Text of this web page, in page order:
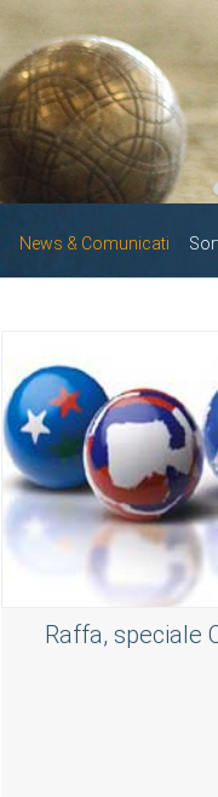
News & Comunicati
Raffa, speciale